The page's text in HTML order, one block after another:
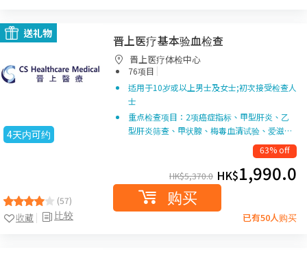
送礼物
4天内可约
(57)
比较
收藏
晋上医疗基本验血检查
晋上医疗体检中心
76项目 |
适用于10岁或以上男士及女士;初次接受检查人
士
重点检查项目：2项癌症指标、甲型肝炎、乙
型肝炎筛查、甲状腺、梅毒血清试验、爱滋…
63% off
HK$5,370.0 HK$1,990.0
购买
已有50人购买